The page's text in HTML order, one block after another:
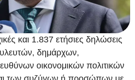
και 1.837 ετήσιες δηλώσεις
δημάρχων,
οικονομικών πολιτικών